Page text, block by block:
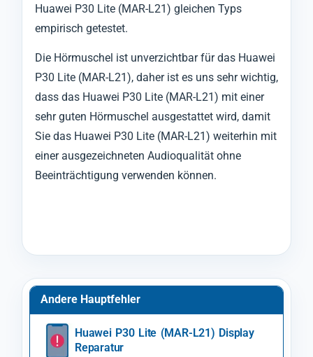
Huawei P30 Lite (MAR-L21) gleichen Typs
empirisch getestet.
Die Hörmuschel ist unverzichtbar für das Huawei
P30 Lite (MAR-L21), daher ist es uns sehr wichtig,
dass das Huawei P30 Lite (MAR-L21) mit einer
sehr guten Hörmuschel ausgestattet wird, damit
Sie das Huawei P30 Lite (MAR-L21) weiterhin mit
einer ausgezeichneten Audioqualität ohne
Beeinträchtigung verwenden können.
Andere Hauptfehler
Huawei P30 Lite (MAR-L21) Display
Reparatur